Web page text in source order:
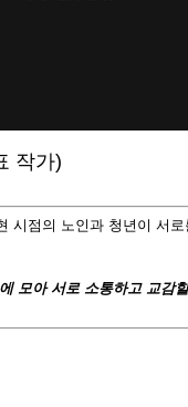
작가)
시점의 노인과 청년이 서
모아 서로 소통하고 교감